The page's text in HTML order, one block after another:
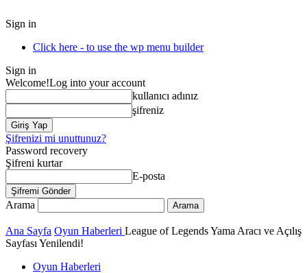
Sign in
Click here - to use the wp menu builder
Sign in
Welcome!Log into your account
kullanıcı adınız
şifreniz
Şifrenizi mi unuttunuz?
Password recovery
Şifreni kurtar
E-posta
Arama
Ana Sayfa Oyun Haberleri League of Legends Yama Aracı ve Açılış
Sayfası Yenilendi!
Oyun Haberleri